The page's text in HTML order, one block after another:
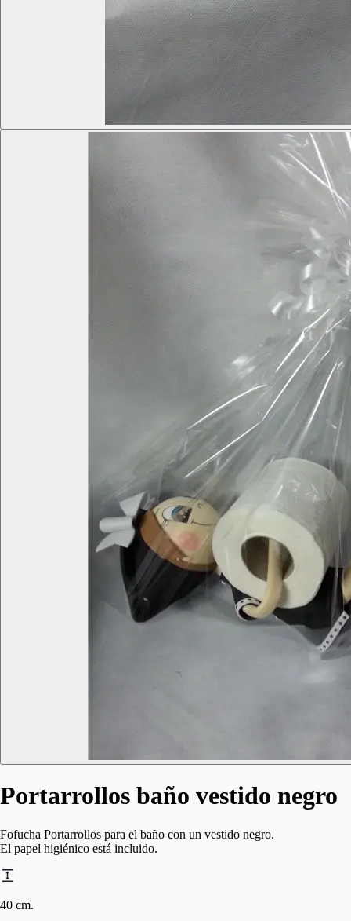
Portarrollos baño vestido negro
Fofucha Portarrollos para el baño con un vestido negro.
El papel higiénico está incluido.
40 cm.